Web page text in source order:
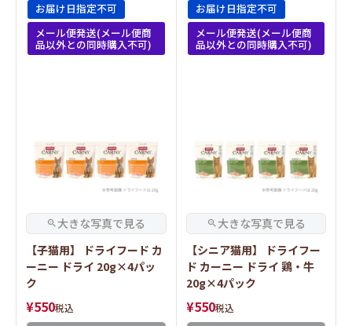
お届け日指定不可
メール便発送(メール便商
品以外との同時購入不可)
【子猫用】 ドライフード カ
ーニー ドライ 20g×4パッ
ク
¥550税込
お届け日指定不可
メール便発送(メール便商
品以外との同時購入不可)
【シニア猫用】 ドライフー
ド カーニー ドライ 鶏・牛
20g×4パック
¥550税込